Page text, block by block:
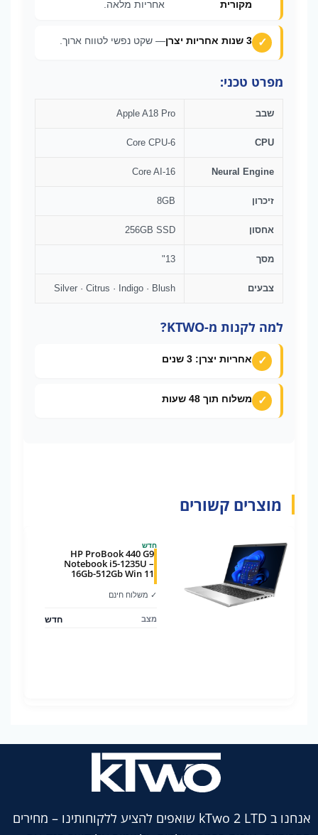
מקורית אחריות מלאה.
3 שנות אחריות יצרן — שקט נפשי לטווח ארוך.
מפרט טכני:
שבב Apple A18 Pro
CPU
6-Core CPU
Neural Engine
16-Core AI
זיכרון 8GB
אחסון 256GB SSD
מסך 13"
צבעים Silver · Citrus · Indigo · Blush
למה לקנות מ-KTWO?
אחריות יצרן: 3 שנים
משלוח תוך 48 שעות
מוצרים קשורים
חדש
HP ProBook 440 G9
Notebook i5-1235U –
16Gb-512Gb Win 11
✓ משלוח חינם
מצב חדש
אנחנו ב kTwo 2 LTD שואפים להציע ללקוחותינו – מחירים